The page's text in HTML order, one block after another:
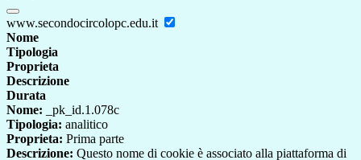
www.secondocircolopc.edu.it
Nome
Tipologia
Proprieta
Descrizione
Durata
Nome: _pk_id.1.078c
Tipologia: analitico
Proprieta: Prima parte
Descrizione: Questo nome di cookie è associato alla piattaforma di